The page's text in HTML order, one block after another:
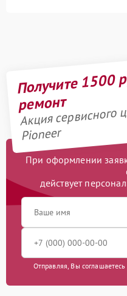
Получите 1500
ремонт
Акция сервисного
Pioneer
При оформлении
действует
Отправляя, Вы соглашаетесь